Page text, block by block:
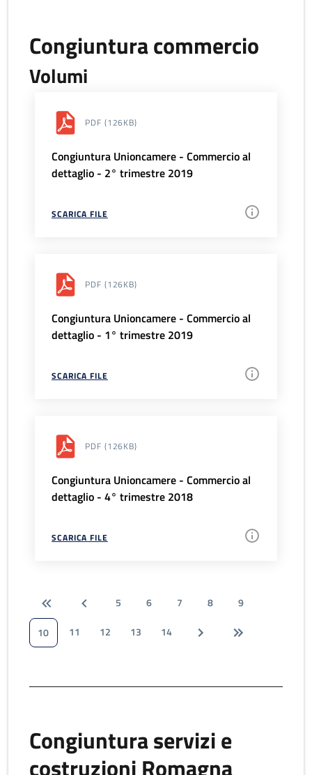
Congiuntura commercio
Volumi
PDF (126KB)
Congiuntura Unioncamere - Commercio al
dettaglio - 2° trimestre 2019
SCARICA FILE
PDF (126KB)
Congiuntura Unioncamere - Commercio al
dettaglio - 1° trimestre 2019
SCARICA FILE
PDF (126KB)
Congiuntura Unioncamere - Commercio al
dettaglio - 4° trimestre 2018
SCARICA FILE
5 6 7 8
9
10
11 12 13 14
Congiuntura servizi e
costruzioni Romagna